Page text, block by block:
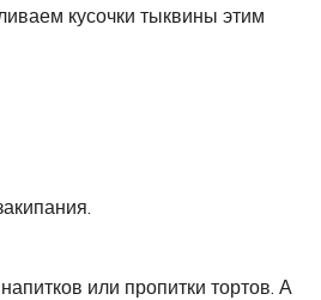
кусочки тыквины этим
или пропитки тортов. А